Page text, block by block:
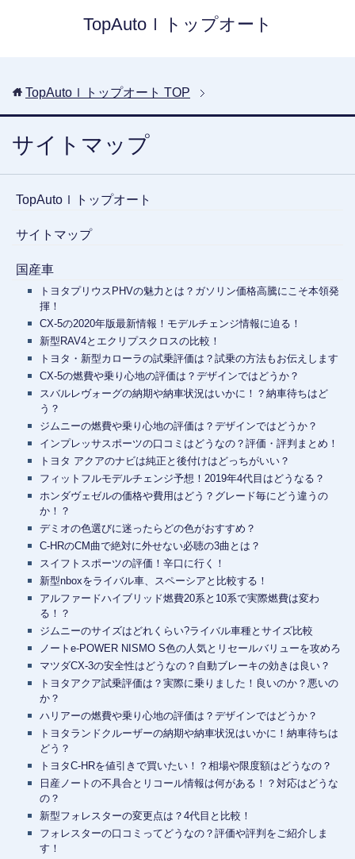
TopAutoｌトップオート
TopAutoｌトップオート TOP
サイトマップ
TopAutoｌトップオート
サイトマップ
国産車
トヨタプリウスPHVの魅力とは？ガソリン価格高騰にこそ本領発
揮！
CX-5の2020年版最新情報！モデルチェンジ情報に迫る！
新型RAV4とエクリプスクロスの比較！
トヨタ・新型カローラの試乗評価は？試乗の方法もお伝えします
CX-5の燃費や乗り心地の評価は？デザインではどうか？
スバルレヴォーグの納期や納車状況はいかに！？納車待ちはど
う？
ジムニーの燃費や乗り心地の評価は？デザインではどうか？
インプレッサスポーツの口コミはどうなの？評価・評判まとめ！
トヨタ アクアのナビは純正と後付けはどっちがいい？
フィットフルモデルチェンジ予想！2019年4代目はどうなる？
ホンダヴェゼルの価格や費用はどう？グレード毎にどう違うの
か！？
デミオの色選びに迷ったらどの色がおすすめ？
C-HRのCM曲で絶対に外せない必聴の3曲とは？
スイフトスポーツの評価！辛口に行く！
新型nboxをライバル車、スペーシアと比較する！
アルファードハイブリッド燃費20系と10系で実際燃費は変わ
る！？
ジムニーのサイズはどれくらい?ライバル車種とサイズ比較
ノートe-POWER NISMO S色の人気とリセールバリューを攻めろ
マツダCX-3の安全性はどうなの？自動ブレーキの効きは良い？
トヨタアクア試乗評価は？実際に乗りました！良いのか？悪いの
か？
ハリアーの燃費や乗り心地の評価は？デザインではどうか？
トヨタランドクルーザーの納期や納車状況はいかに！納車待ちは
どう？
トヨタC-HRを値引きで買いたい！？相場や限度額はどうなの？
日産ノートの不具合とリコール情報は何がある！？対応はどうな
の？
新型フォレスターの変更点は？4代目と比較！
フォレスターの口コミってどうなの？評価や評判をご紹介しま
す！